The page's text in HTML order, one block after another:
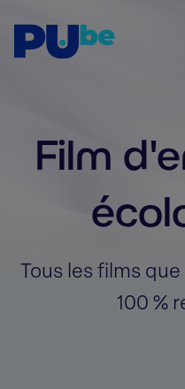
Film
Tous les films
100 %